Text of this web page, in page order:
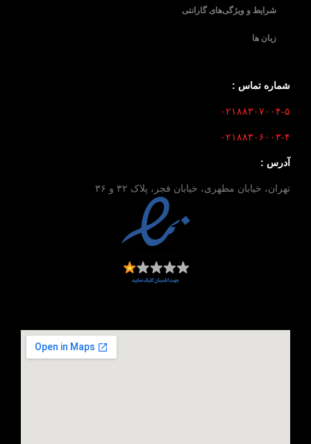
شرایط و ویژگی‌های گارانتی
زبان ها
شماره تماس :
۰۲۱۸۸۳۰۷۰۰۴-۵
۰۲۱۸۸۳۰۶۰۰۳-۴
آدرس :
تهران، خیابان مطهری، خیابان فجر، پلاک ۳۲ و ۳۶